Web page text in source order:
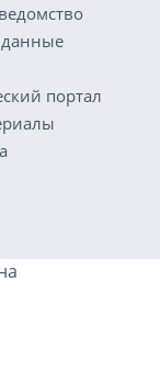
портал